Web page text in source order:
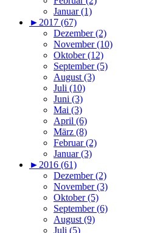
Januar (1)
►2017 (67)
Dezember (2)
November (10)
Oktober (12)
September (5)
August (3)
Juli (10)
Juni (3)
Mai (3)
April (6)
März (8)
Februar (2)
Januar (3)
►2016 (61)
Dezember (2)
November (3)
Oktober (5)
September (6)
August (9)
Juli (5)